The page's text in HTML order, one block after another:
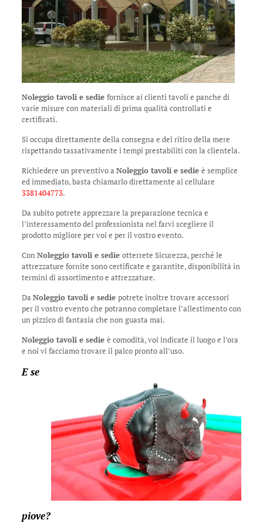
Noleggio tavoli e sedie fornisce ai clienti tavoli e panche di
varie misure con materiali di prima qualità controllati e
certificati.
Si occupa direttamente della consegna e del ritiro della mere
rispettando tassativamente i tempi prestabiliti con la clientela.
Richiedere un preventivo a Noleggio tavoli e sedie è semplice
ed immediato, basta chiamarlo direttamente al cellulare
3381404773.
Da subito potrete apprezzare la preparazione tecnica e
l’interessamento del professionista nel farvi scegliere il
prodotto migliore per voi e per il vostro evento.
ConNoleggio tavoli e sedie otterrete Sicurezza, perché le
attrezzature fornite sono certificate e garantite, disponibilità in
termini di assortimento e attrezzature.
Da Noleggio tavoli e sedie potrete inoltre trovare accessori
per il vostro evento che potranno completare l’allestimento con
un pizzico di fantasia che non guasta mai.
Noleggio tavoli e sedie è comodità, voi indicate il luogo e l’ora
e noi vi facciamo trovare il palco pronto all’uso.
E se
piove?